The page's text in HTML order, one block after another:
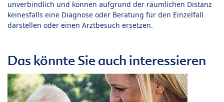
unverbindlich und können aufgrund der räumlichen Distanz
keinesfalls eine Diagnose oder Beratung für den Einzelfall
darstellen oder einen Arztbesuch ersetzen.
Das könnte Sie auch interessieren